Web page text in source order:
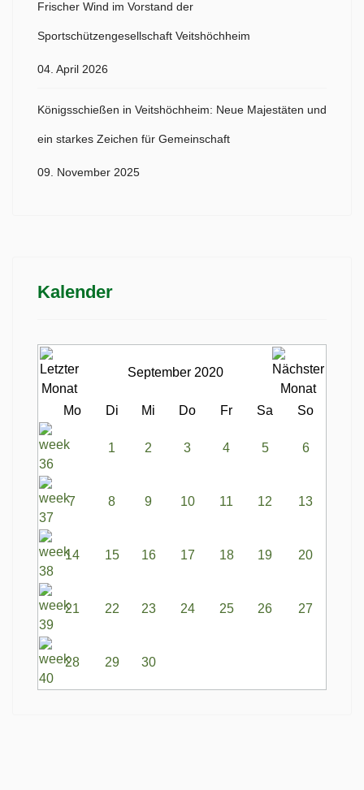
Frischer Wind im Vorstand der
Sportschützengesellschaft Veitshöchheim
04. April 2026
Königsschießen in Veitshöchheim: Neue Majestäten und
ein starkes Zeichen für Gemeinschaft
09. November 2025
Kalender
September 2020
Mo Di Mi Do Fr Sa So
1 2 3 4 5 6
7 8 9 10 11 12 13
14 15 16 17 18 19 20
21 22 23 24 25 26 27
28 29 30